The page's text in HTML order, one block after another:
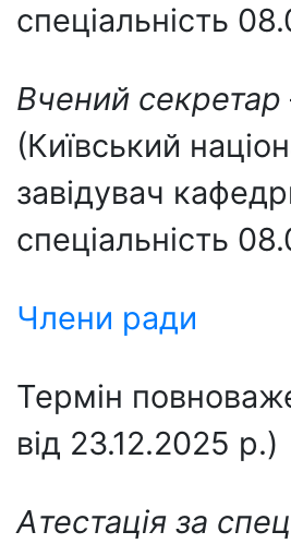
спеціальність
Вчений секретар
(Київський
завідувач
спеціальність
Члени ради
Термін
від 23.12.2025 р.)
Атестація за